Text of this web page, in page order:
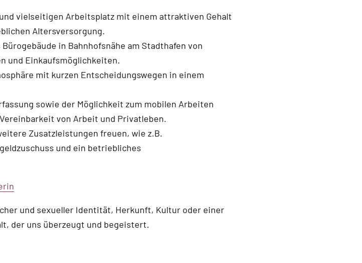
vielseitigen Arbeitsplatz mit einem attraktiven Gehalt
Altersversorgung.
in Bahnhofsnähe am Stadthafen von
und Einkaufsmöglichkeiten.
mit kurzen Entscheidungswegen in einem
sowie der Möglichkeit zum mobilen Arbeiten
von Arbeit und Privatleben.
Zusatzleistungen freuen, wie z.B.
und ein betriebliches
und sexueller Identität, Herkunft, Kultur oder einer
der uns überzeugt und begeistert.